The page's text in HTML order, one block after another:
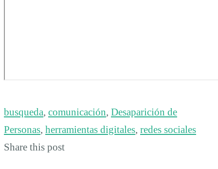
busqueda, comunicación, Desaparición de
Personas, herramientas digitales, redes sociales
Share this post